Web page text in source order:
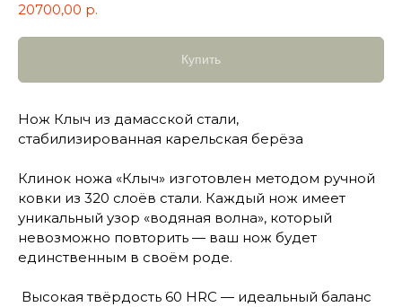
20700,00 р.
Купить
Нож Клыч из дамасской стали,
стабилизированная карельская берёза
Клинок ножа «Клыч» изготовлен методом ручной
ковки из 320 слоёв стали. Каждый нож имеет
уникальный узор «водяная волна», который
невозможно повторить — ваш нож будет
единственным в своём роде.
Высокая твёрдость 60 HRC — идеальный баланс